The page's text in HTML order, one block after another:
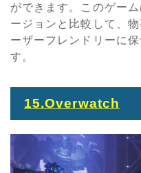
ができます。このゲー
ージョンと比較して、
ーザーフレンドリーに
す。
15.Overwatch